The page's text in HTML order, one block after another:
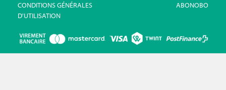
CONDITIONS GÉNÉRALES
D'UTILISATION
ABONOBO